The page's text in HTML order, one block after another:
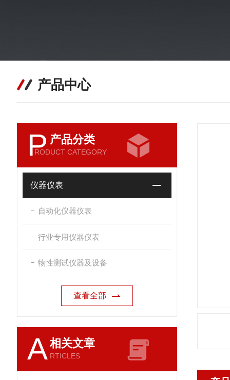
产品中心
P 产品分类
RODUCT CATEGORY
仪器仪表
自动化仪器仪表
行业专用仪器仪表
物性测试仪器及设备
查看全部
A相关文章
RTICLES